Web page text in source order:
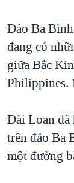
Đảo Ba
đang có
giữa Bắc
Philippines.
Ðài Loan đã
trên đảo Ba
một đường